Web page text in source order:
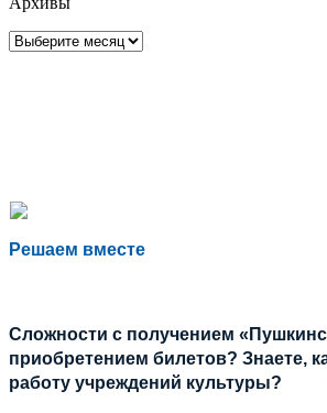
Архивы
Решаем вместе
Сложности с получением
приобретением билетов? Знаете,
работу учреждений культуры?